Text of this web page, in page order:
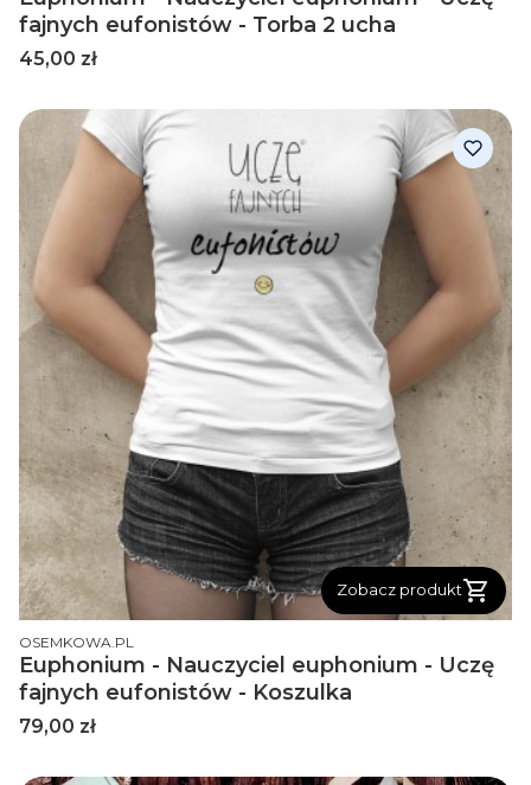
fajnych eufonistów - Torba 2 ucha
Cena
45,00 zł
Zobacz produkt
PRODUCENT
OSEMKOWA.PL
Euphonium - Nauczyciel euphonium - Uczę
fajnych eufonistów - Koszulka
Cena
79,00 zł